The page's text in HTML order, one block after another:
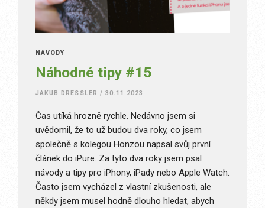
NÁVODY
Náhodné tipy #15
JAKUB DRESSLER / 30.11.2023
Čas utíká hrozně rychle. Nedávno jsem si
uvědomil, že to už budou dva roky, co jsem
společně s kolegou Honzou napsal svůj první
článek do iPure. Za tyto dva roky jsem psal
návody a tipy pro iPhony, iPady nebo Apple Watch.
Často jsem vycházel z vlastní zkušenosti, ale
někdy jsem musel hodně dlouho hledat, abych